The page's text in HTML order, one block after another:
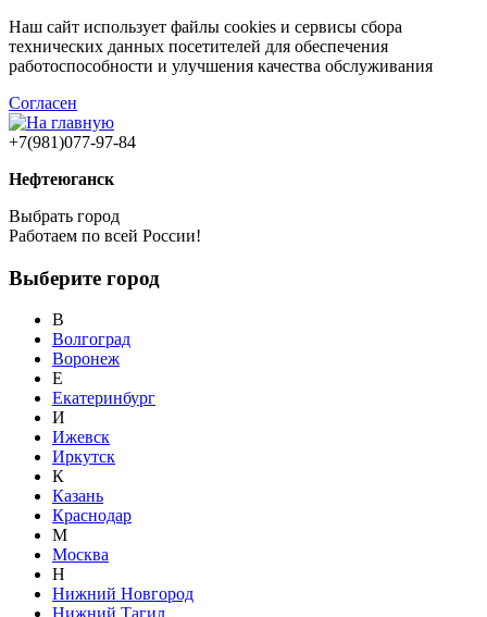
Наш сайт использует файлы cookies и сервисы сбора
технических данных посетителей для обеспечения
работоспособности и улучшения качества обслуживания
Согласен
+7(981)077-97-84
Нефтеюганск
Выбрать город
Работаем по всей России!
Выберите город
В
Волгоград
Воронеж
Е
Екатеринбург
И
Ижевск
Иркутск
К
Казань
Краснодар
М
Москва
Н
Нижний Новгород